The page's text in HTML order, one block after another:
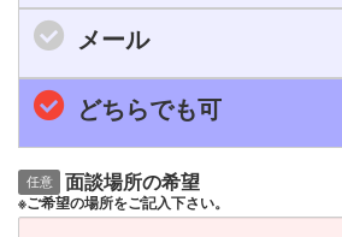
メール
どちらでも可
任意 面談場所の希望
※ご希望の場所をご記入下さい。